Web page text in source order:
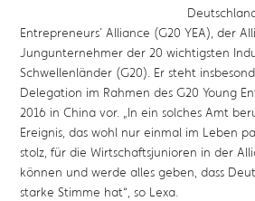
Entrepreneurs´ Alliance (G20 YEA), der
Jungunternehmer der 20 wichtigsten
Schwellenländer (G20). Er steht
Delegation im Rahmen des G20 Young
2016 in China vor. „In ein solches Amt
Ereignis, das wohl nur einmal im Leben
stolz, für die Wirtschaftsjunioren in der
können und werde alles geben, dass
starke Stimme hat“, so Lexa.